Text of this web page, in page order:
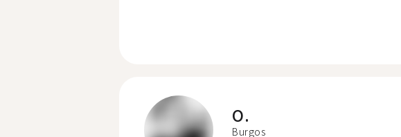
O.
Burgos